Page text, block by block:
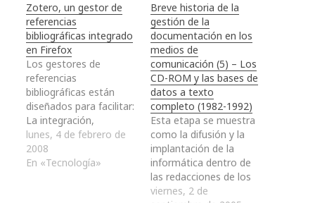
Zotero, un gestor de
referencias
bibliográficas integrado
en Firefox
Los gestores de
referencias
bibliográficas están
diseñados para facilitar:
La integración,
importación y
organización de
referencias
lunes, 4 de febrero de
2008
En «Tecnología»
Breve historia de la
gestión de la
documentación en los
medios de
comunicación (5) – Los
CD-ROM y las bases de
datos a texto
completo (1982-1992)
Esta etapa se muestra
como la difusión y la
implantación de la
informática dentro de
las redacciones de los
periódicos, algo que
viernes, 2 de